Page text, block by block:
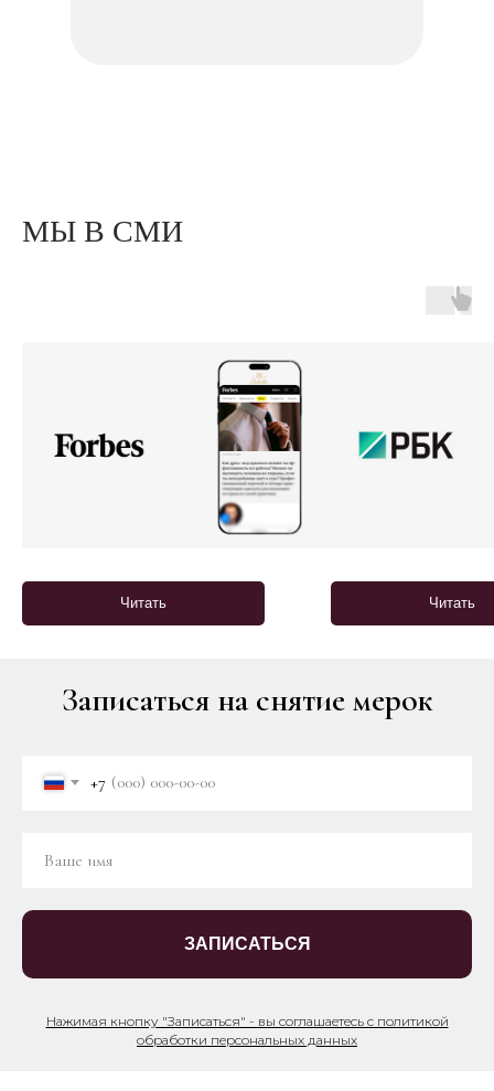
МЫ В СМИ
Читать Читать
Записаться на снятие мерок
+7
ЗАПИСАТЬСЯ
Нажимая кнопку "Записаться" - вы соглашаетесь с политикой
обработки персональных данных